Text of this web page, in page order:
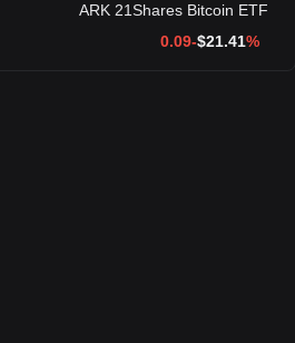
ARK 21Shares Bitcoin ETF
$21.41%-0.09